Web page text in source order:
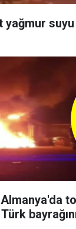
yağmur suyu
Almanya'da